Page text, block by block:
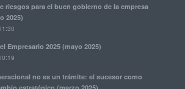
riesgos para el buen gobierno de la empresa
2025)
Empresario 2025 (mayo 2025)
no es un trámite: el sucesor como